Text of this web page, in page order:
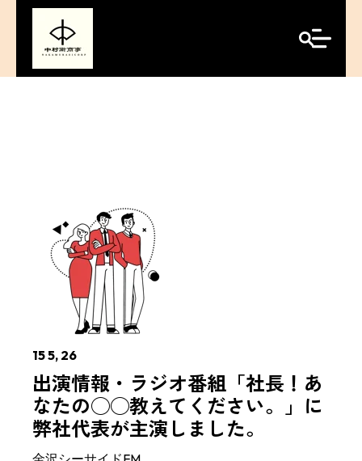
15 5, 26
出演情報・ラジオ番組「社長！あ
なたの◯◯教えてください。」に
弊社代表が主演しました。